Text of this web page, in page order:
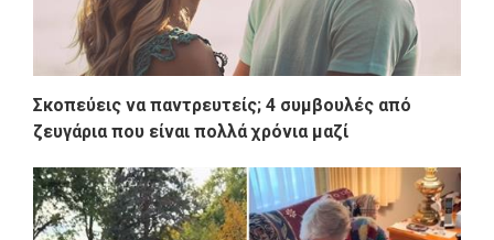
Σκοπεύεις να παντρευτείς; 4 συμβουλές από
ζευγάρια που είναι πολλά χρόνια μαζί